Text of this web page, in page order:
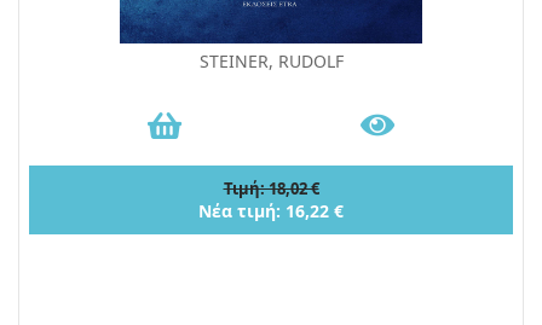
STEINER, RUDOLF
Τιμή: 18,02 €
Νέα τιμή: 16,22 €